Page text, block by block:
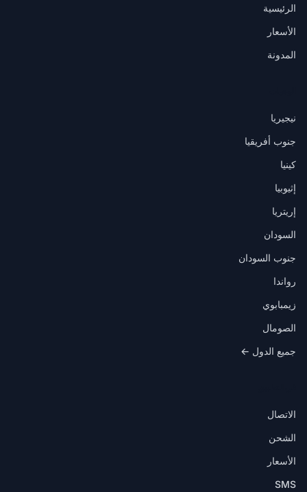
الرئيسية
الأسعار
المدونة
نيجيريا
جنوب أفريقيا
كينيا
إثيوبيا
إريتريا
السودان
جنوب السودان
رواندا
زيمبابوي
الصومال
جميع الدول ←
الاتصال
الشحن
الأسعار
SMS